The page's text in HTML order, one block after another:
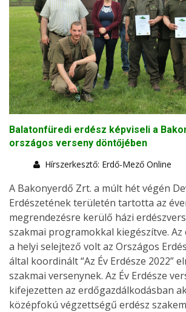
Balatonfüredi erdész képviseli a
országos verseny döntőjében
Hírszerkesztő: Erdő-Mező Online
A Bakonyerdő Zrt. a múlt hét végén
Erdészetének területén tartotta az
megrendezésre kerülő házi
szakmai programokkal kiegészítve. Az
a helyi selejtező volt az Országos
által koordinált “Az Év Erdésze 2022”
szakmai versenynek. Az Év Erdésze
kifejezetten az erdőgazdálkodásban
középfokú végzettségű erdész